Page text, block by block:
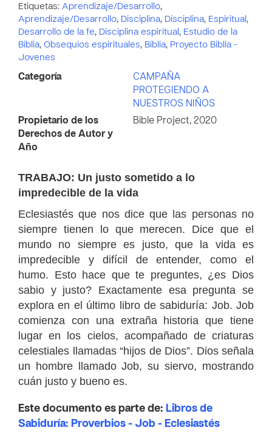
Etiquetas: Aprendizaje/Desarrollo,
Aprendizaje/Desarrollo, Disciplina, Disciplina, Espiritual ,
Desarrollo de la fe, Disciplina espiritual , Estudio de la
Biblia, Obsequios espirituales, Biblia, Proyecto Biblia -
Jovenes
Categoría
CAMPAÑA
PROTEGIENDO A
NUESTROS NIÑOS
Propietario de los
Derechos de Autor y
Año
Bible Project, 2020
TRABAJO: Un justo sometido a lo
impredecible de la vida
Eclesiastés que nos dice que las personas no
siempre tienen lo que merecen. Dice que el
mundo no siempre es justo, que la vida es
impredecible y difícil de entender, como el
humo. Esto hace que te preguntes, ¿es Dios
sabio y justo? Exactamente esa pregunta se
explora en el último libro de sabiduría: Job. Job
comienza con una extraña historia que tiene
lugar en los cielos, acompañado de criaturas
celestiales llamadas “hijos de Dios”. Dios señala
un hombre llamado Job, su siervo, mostrando
cuán justo y bueno es.
Este documento es parte de: Libros de
Sabiduría: Proverbios - Job - Eclesiastés